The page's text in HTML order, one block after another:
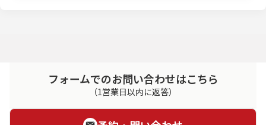
フォームでのお問い合わせはこちら
（1営業日以内に返答）